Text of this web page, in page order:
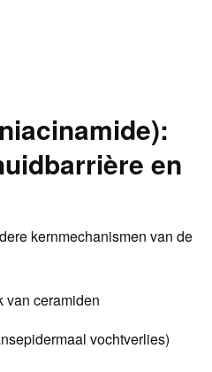
en
kernmechanismen van de
van ceramiden
vochtverlies)